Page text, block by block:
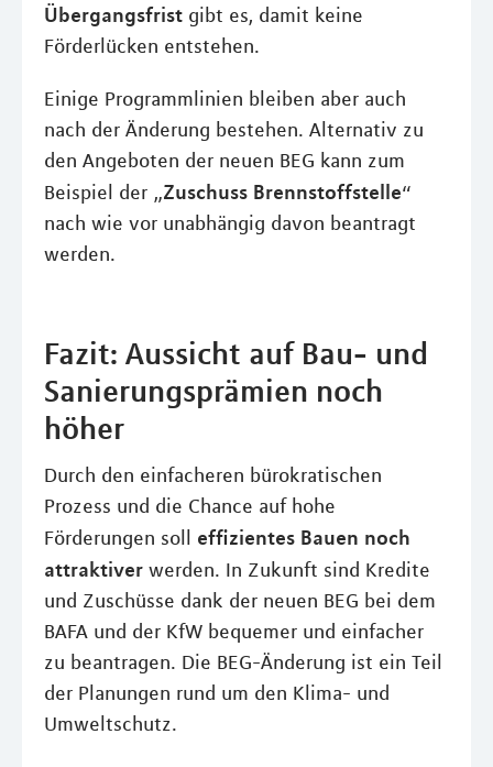
Übergangsfrist gibt es, damit keine
Förderlücken entstehen.
Einige Programmlinien bleiben aber auch
nach der Änderung bestehen. Alternativ zu
den Angeboten der neuen BEG kann zum
Beispiel der „Zuschuss Brennstoffstelle“
nach wie vor unabhängig davon beantragt
werden.
Fazit: Aussicht auf Bau- und
Sanierungsprämien noch
höher
Durch den einfacheren bürokratischen
Prozess und die Chance auf hohe
Förderungen soll effizientes Bauen noch
attraktiver werden. In Zukunft sind Kredite
und Zuschüsse dank der neuen BEG bei dem
BAFA und der KfW bequemer und einfacher
zu beantragen. Die BEG-Änderung ist ein Teil
der Planungen rund um den Klima- und
Umweltschutz.